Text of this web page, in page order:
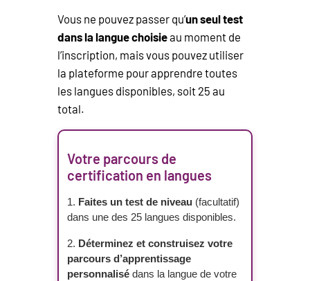
Vous ne pouvez passer qu’un seul test
dans la langue choisieau moment de
l’inscription, mais vous pouvez utiliser
la plateforme pour apprendre toutes
les langues disponibles, soit 25 au
total.
Votre parcours de
certification en langues
Faites un test de niveau(facultatif)
dans une des 25 langues disponibles.
Déterminez et construisez votre
parcours d’apprentissage
personnalisédans la langue de votre